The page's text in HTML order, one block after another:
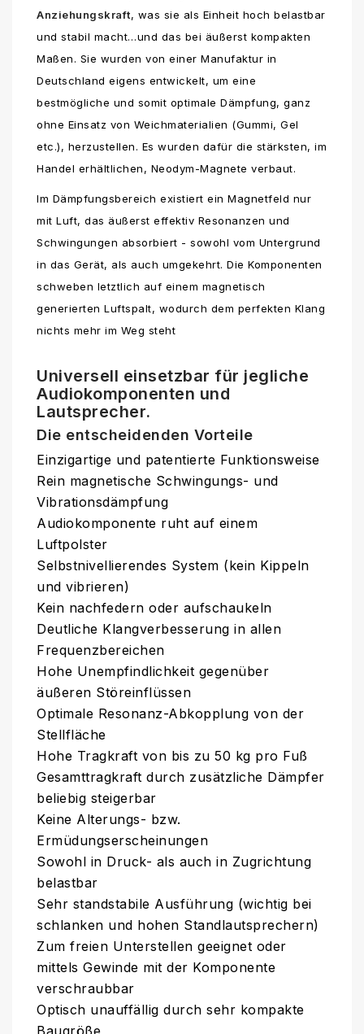
Anziehungskraft, was sie als Einheit hoch belastbar
und stabil macht…und das bei äußerst kompakten
Maßen. Sie wurden von einer Manufaktur in
Deutschland eigens entwickelt, um eine
bestmögliche und somit optimale Dämpfung, ganz
ohne Einsatz von Weichmaterialien (Gummi, Gel
etc.), herzustellen. Es wurden dafür die stärksten, im
Handel erhältlichen, Neodym-Magnete verbaut.
Im Dämpfungsbereich existiert ein Magnetfeld nur
mit Luft, das äußerst effektiv Resonanzen und
Schwingungen absorbiert - sowohl vom Untergrund
in das Gerät, als auch umgekehrt. Die Komponenten
schweben letztlich auf einem magnetisch
generierten Luftspalt, wodurch dem perfekten Klang
nichts mehr im Weg steht
Universell einsetzbar für jegliche
Audiokomponenten und
Lautsprecher.
Die entscheidenden Vorteile
Einzigartige und patentierte Funktionsweise
Rein magnetische Schwingungs- und
Vibrationsdämpfung
Audiokomponente ruht auf einem
Luftpolster
Selbstnivellierendes System (kein Kippeln
und vibrieren)
Kein nachfedern oder aufschaukeln
Deutliche Klangverbesserung in allen
Frequenzbereichen
Hohe Unempfindlichkeit gegenüber
äußeren Störeinflüssen
Optimale Resonanz-Abkopplung von der
Stellfläche
Hohe Tragkraft von bis zu 50 kg pro Fuß
Gesamttragkraft durch zusätzliche Dämpfer
beliebig steigerbar
Keine Alterungs- bzw.
Ermüdungserscheinungen
Sowohl in Druck- als auch in Zugrichtung
belastbar
Sehr standstabile Ausführung (wichtig bei
schlanken und hohen Standlautsprechern)
Zum freien Unterstellen geeignet oder
mittels Gewinde mit der Komponente
verschraubbar
Optisch unauffällig durch sehr kompakte
Baugröße